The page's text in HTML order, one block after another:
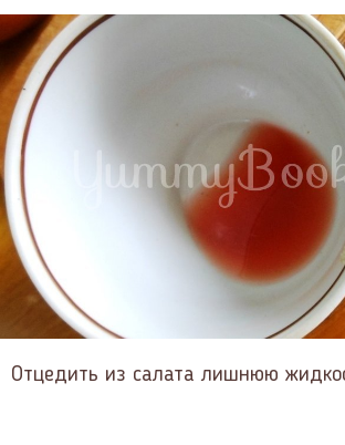
Отцедить из салата лишнюю